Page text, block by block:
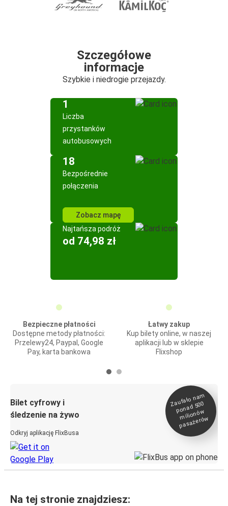
Szczegółowe
informacje
Szybkie i niedrogie przejazdy.
1
Liczba
przystanków
autobusowych
18
Bezpośrednie
połączenia
Zobacz mapę
Najtańsza podróż
od 74,98 zł
Bezpieczne płatności
Dostępne metody płatności:
Przelewy24, Paypal, Google
Pay, karta bankowa
Łatwy zakup
Kup bilety online, w naszej
aplikacji lub w sklepie
Flixshop
Bilet cyfrowy i
śledzenie na żywo
Odkryj aplikację FlixBusa
Zaufało na
m
ponad 500
milionó
w
pasażeró
w
Na tej stronie znajdziesz: